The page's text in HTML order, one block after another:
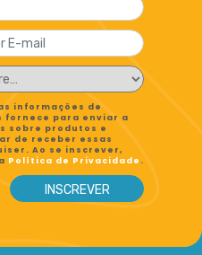
informações de
fornece para enviar a
sobre produtos e
de receber essas
Ao se inscrever,
Política de Privacidade .